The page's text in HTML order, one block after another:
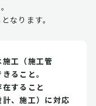
なります。
工（施工管
ること。
すること
、施工）に対応